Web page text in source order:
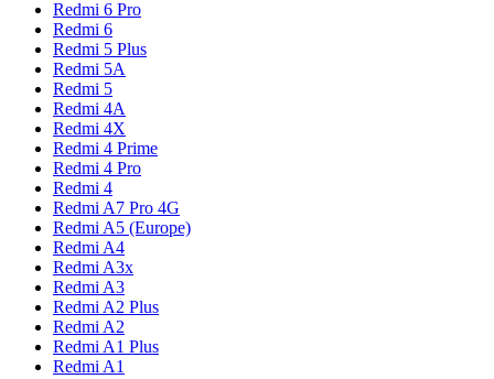
Redmi 6 Pro
Redmi 6
Redmi 5 Plus
Redmi 5A
Redmi 5
Redmi 4A
Redmi 4X
Redmi 4 Prime
Redmi 4 Pro
Redmi 4
Redmi A7 Pro 4G
Redmi A5 (Europe)
Redmi A4
Redmi A3x
Redmi A3
Redmi A2 Plus
Redmi A2
Redmi A1 Plus
Redmi A1